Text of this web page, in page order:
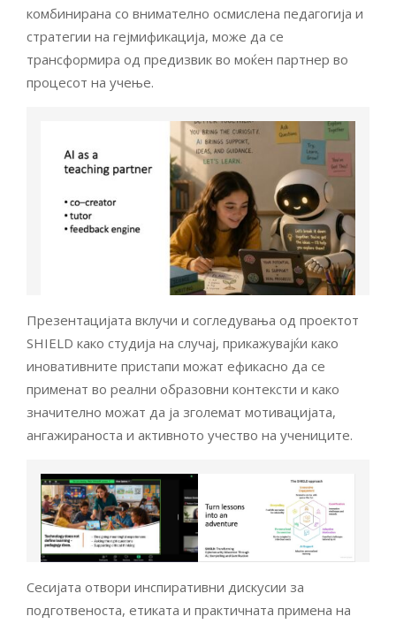
комбинирана со внимателно осмислена педагогија и
стратегии на гејмификација, може да се
трансформира од предизвик во моќен партнер во
процесот на учење.
Презентацијата вклучи и согледувања од проектот
SHIELD како студија на случај, прикажувајќи како
иновативните пристапи можат ефикасно да се
применат во реални образовни контексти и како
значително можат да ја зголемат мотивацијата,
ангажираноста и активното учество на учениците.
Сесијата отвори инспиративни дискусии за
подготвеноста, етиката и практичната примена на